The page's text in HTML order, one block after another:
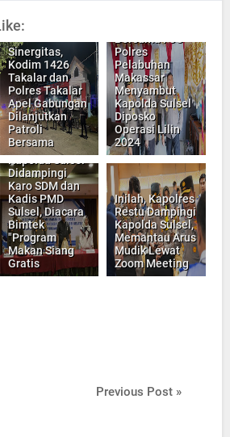
Sinergitas,
Kodim 1426
Takalar dan
Polres Takalar
Apel Gabungan
Dilanjutkan
Patroli
Bersama
Polres
Pelabuhan
Makassar
Menyambut
Kapolda Sulsel
Diposko
Operasi Lilin
2024
Kapolda Sulsel
Didampingi
Karo SDM dan
Kadis PMD
Sulsel, Diacara
Bimtek
"Program
Makan Siang
Gratis
Inilah, Kapolres
Restu Dampingi
Kapolda Sulsel,
Memantau Arus
Mudik Lewat
Zoom Meeting
Previous Post »